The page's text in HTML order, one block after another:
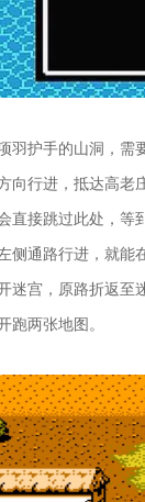
羽护手的山洞，需
向行进，抵达高老
直接跳过此处，等
侧通路行进，就能
迷宫，原路折返至
跑两张地图。